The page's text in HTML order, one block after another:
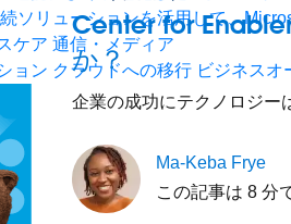
ソリューションを活用して、
ケア 通信・メディア
ョン クラウドへの移行 ビジネスオ
Center for
か？
企業の成功にテクノロジー
Ma-Keba Frye
この記事は 8 分